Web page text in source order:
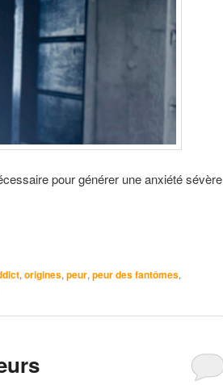
pour générer une anxiété sévère
, origines, peur, peur des fantômes,